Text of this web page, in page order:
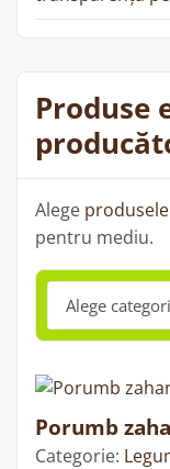
Produse
Alege
pentru mediu.
Porumb
Categorie: